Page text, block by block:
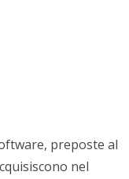
preposte al
nel